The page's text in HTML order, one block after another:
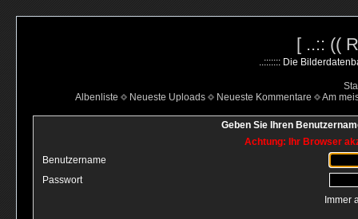
[ ..:: ((
..::::::: Die
Albenliste
Neueste Uploads Neueste Kommentare Am
Geben Sie Ihren
Achtung: Ihr Browser
Benutzername
Passwort
Immer